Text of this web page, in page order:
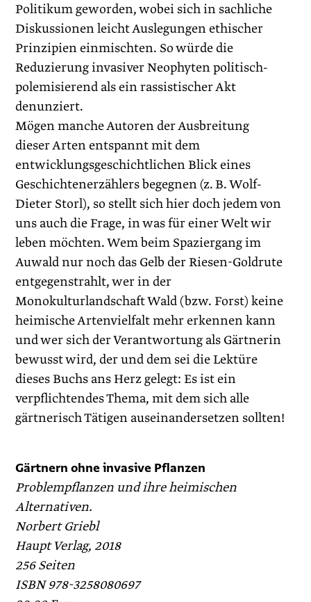
Politikum geworden, wobei sich in sachliche
Diskussionen leicht Auslegungen ethischer
Prinzipien einmischten. So würde die
Reduzierung invasiver Neophyten politisch-
polemisierend als ein rassistischer Akt
denunziert.
Mögen manche Autoren der Ausbreitung
dieser Arten entspannt mit dem
entwicklungsgeschichtlichen Blick eines
Geschichtenerzählers begegnen (z. B. Wolf-
Dieter Storl), so stellt sich hier doch jedem von
uns auch die Frage, in was für einer Welt wir
leben möchten. Wem beim Spaziergang im
Auwald nur noch das Gelb der Riesen-Goldrute
entgegenstrahlt, wer in der
Monokulturlandschaft Wald (bzw. Forst) keine
heimische Artenvielfalt mehr erkennen kann
und wer sich der Verantwortung als Gärtnerin
bewusst wird, der und dem sei die Lektüre
dieses Buchs ans Herz gelegt: Es ist ein
verpflichtendes Thema, mit dem sich alle
gärtnerisch Tätigen auseinandersetzen sollten!
Gärtnern ohne invasive Pflanzen
Problempflanzen und ihre heimischen
Alternativen.
Norbert Griebl
Haupt Verlag, 2018
256 Seiten
ISBN 978-3258080697